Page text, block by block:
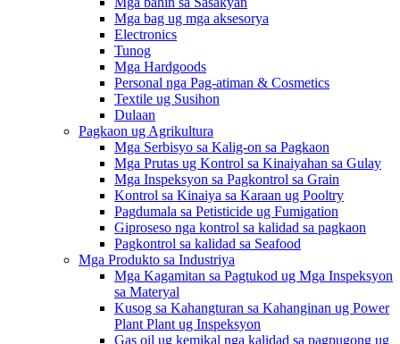
Mga bag ug mga aksesorya
Electronics
Tunog
Mga Hardgoods
Personal nga Pag-atiman & Cosmetics
Textile ug Susihon
Dulaan
Pagkaon ug Agrikultura
Mga Serbisyo sa Kalig-on sa Pagkaon
Mga Prutas ug Kontrol sa Kinaiyahan sa Gulay
Mga Inspeksyon sa Pagkontrol sa Grain
Kontrol sa Kinaiya sa Karaan ug Pooltry
Pagdumala sa Petisticide ug Fumigation
Giproseso nga kontrol sa kalidad sa pagkaon
Pagkontrol sa kalidad sa Seafood
Mga Produkto sa Industriya
Mga Kagamitan sa Pagtukod ug Mga Inspeksyon
sa Materyal
Kusog sa Kahangturan sa Kahanginan ug Power
Plant Plant ug Inspeksyon
Gas oil ug kemikal nga kalidad sa pagpugong ug